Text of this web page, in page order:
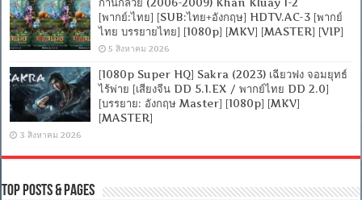
[พากย์:ไทย] [SUB:ไทย+อังกฤษ] HDTV.AC-3 [พากย์
ไทย บรรยายไทย] [1080p] [MKV] [MASTER] [VIP]
5 สิงหาคม 2026
[1080p Super HQ] Sakra (2023) เฉียวฟง จอมยุทธ์
ไร้พ่าย [เสียงจีน DD 5.1.EX / พากย์ไทย DD 2.0]
[บรรยาย: อังกฤษ Master] [1080p] [MKV]
[MASTER]
3 สิงหาคม 2026
Top Posts & Pages